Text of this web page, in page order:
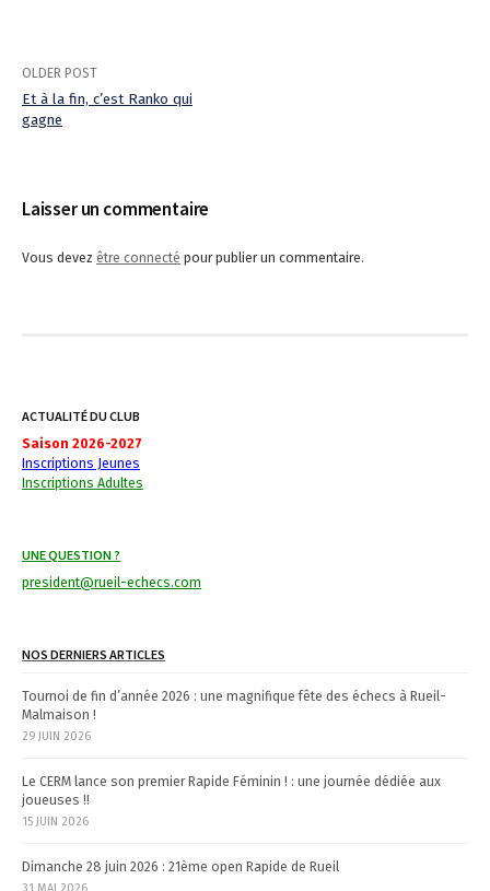
P
s
t
i
g
a
i
n
OLDER POST
Et à la fin, c’est Ranko qui
gagne
Laisser un commentaire
Vous devez être connecté pour publier un commentaire.
ACTUALITÉ DU CLUB
Saison 2026-2027
Inscriptions Jeunes
Inscriptions Adultes
UNE QUESTION ?
president@rueil-echecs.com
NOS DERNIERS ARTICLES
Tournoi de fin d’année 2026 : une magnifique fête des échecs à Rueil-
Malmaison !
29 JUIN 2026
Le CERM lance son premier Rapide Féminin ! : une journée dédiée aux
joueuses !!
15 JUIN 2026
Dimanche 28 juin 2026 : 21ème open Rapide de Rueil
31 MAI 2026